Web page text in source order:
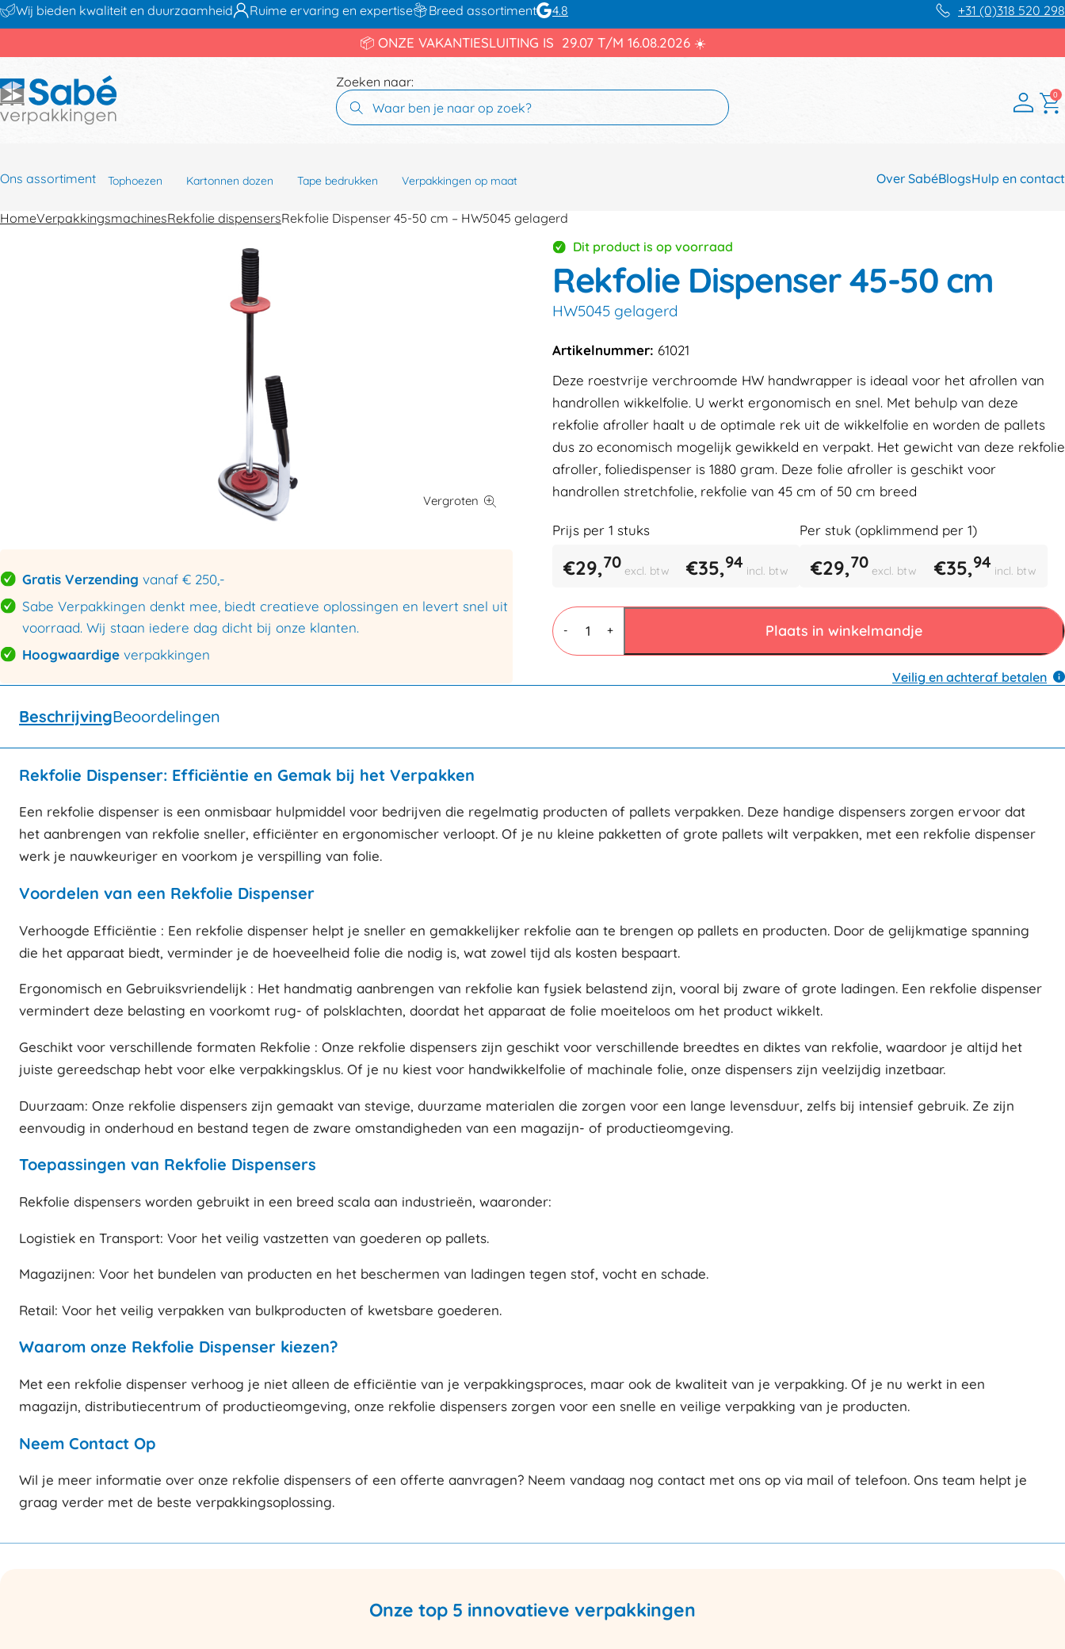
Wij bieden kwaliteit en duurzaamheid Ruime ervaring en expertise Breed assortiment 4.8 +31 (0)318 520 298
📦 ONZE VAKANTIESLUITING IS 29.07 T/M 16.08.2026 ☀️
Zoeken naar:
0
Ons assortiment Over SabéBlogsHulp en contact
Tophoezen Kartonnen dozen Tape bedrukken Verpakkingen op maat
HomeVerpakkingsmachinesRekfolie dispensersRekfolie Dispenser 45-50 cm – HW5045 gelagerd
Gratis Verzending vanaf € 250,-
Sabe Verpakkingen denkt mee, biedt creatieve oplossingen en levert snel uit
voorraad. Wij staan iedere dag dicht bij onze klanten.
Hoogwaardige verpakkingen
Dit product is op voorraad
Rekfolie Dispenser 45-50 cm
HW5045 gelagerd
Artikelnummer: 61021
Deze roestvrije verchroomde HW handwrapper is ideaal voor het afrollen van
handrollen wikkelfolie. U werkt ergonomisch en snel. Met behulp van deze
rekfolie afroller haalt u de optimale rek uit de wikkelfolie en worden de pallets
dus zo economisch mogelijk gewikkeld en verpakt. Het gewicht van deze rekfolie
afroller, foliedispenser is 1880 gram. Deze folie afroller is geschikt voor
handrollen stretchfolie, rekfolie van 45 cm of 50 cm breed
Prijs per 1 stuks
€29,70 excl. btw €35,94 incl. btw
Per stuk (opklimmend per1)
€29,70 excl. btw €35,94 incl. btw
-
Rekfolie
Dispenser
45-
50
-
+ Plaats in winkelmandje
Veilig en achteraf betalen
BeschrijvingBeoordelingen
Rekfolie Dispenser: Efficiëntie en Gemak bij het Verpakken
Een rekfolie dispenser is een onmisbaar hulpmiddel voor bedrijven die regelmatig producten of pallets verpakken. Deze handige dispensers zorgen ervoor dat
het aanbrengen van rekfolie sneller, efficiënter en ergonomischer verloopt. Of je nu kleine pakketten of grote pallets wilt verpakken, met een rekfolie dispenser
werk je nauwkeuriger en voorkom je verspilling van folie.
Voordelen van een Rekfolie Dispenser
Verhoogde Efficiëntie : Een rekfolie dispenser helpt je sneller en gemakkelijker rekfolie aan te brengen op pallets en producten. Door de gelijkmatige spanning
die het apparaat biedt, verminder je de hoeveelheid folie die nodig is, wat zowel tijd als kosten bespaart.
Ergonomisch en Gebruiksvriendelijk : Het handmatig aanbrengen van rekfolie kan fysiek belastend zijn, vooral bij zware of grote ladingen. Een rekfolie dispenser
vermindert deze belasting en voorkomt rug- of polsklachten, doordat het apparaat de folie moeiteloos om het product wikkelt.
Geschikt voor verschillende formaten Rekfolie : Onze rekfolie dispensers zijn geschikt voor verschillende breedtes en diktes van rekfolie, waardoor je altijd het
juiste gereedschap hebt voor elke verpakkingsklus. Of je nu kiest voor handwikkelfolie of machinale folie, onze dispensers zijn veelzijdig inzetbaar.
Duurzaam: Onze rekfolie dispensers zijn gemaakt van stevige, duurzame materialen die zorgen voor een lange levensduur, zelfs bij intensief gebruik. Ze zijn
eenvoudig in onderhoud en bestand tegen de zware omstandigheden van een magazijn- of productieomgeving.
Toepassingen van Rekfolie Dispensers
Rekfolie dispensers worden gebruikt in een breed scala aan industrieën, waaronder:
Logistiek en Transport: Voor het veilig vastzetten van goederen op pallets.
Magazijnen: Voor het bundelen van producten en het beschermen van ladingen tegen stof, vocht en schade.
Retail: Voor het veilig verpakken van bulkproducten of kwetsbare goederen.
Waarom onze Rekfolie Dispenser kiezen?
Met een rekfolie dispenser verhoog je niet alleen de efficiëntie van je verpakkingsproces, maar ook de kwaliteit van je verpakking. Of je nu werkt in een
magazijn, distributiecentrum of productieomgeving, onze rekfolie dispensers zorgen voor een snelle en veilige verpakking van je producten.
Neem Contact Op
Wil je meer informatie over onze rekfolie dispensers of een offerte aanvragen? Neem vandaag nog contact met ons op via mail of telefoon. Ons team helpt je
graag verder met de beste verpakkingsoplossing.
Onze top 5 innovatieve verpakkingen